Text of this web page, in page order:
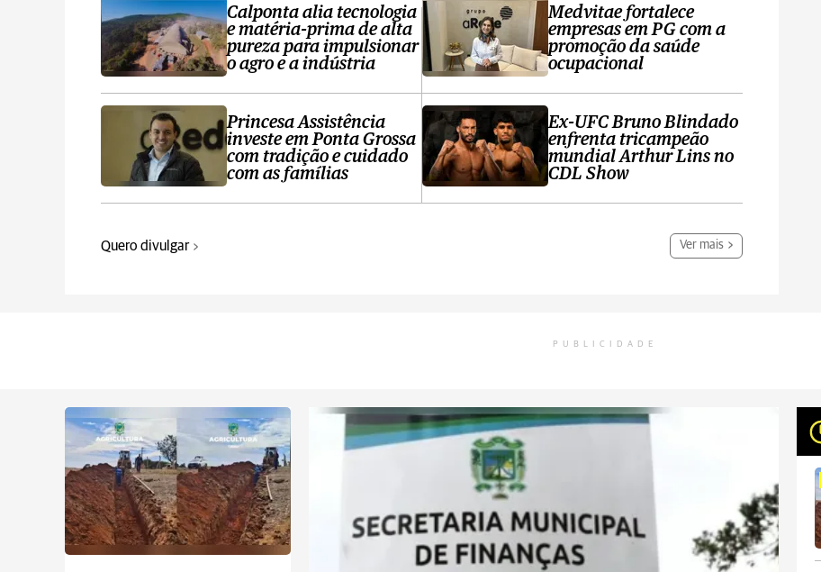
Calponta alia tecnologia
e matéria-prima de alta
pureza para impulsionar
o agro e a indústria
Princesa Assistência
investe em Ponta Grossa
com tradição e cuidado
com as famílias
Medvitae fortalece
empresas em PG com a
promoção da saúde
ocupacional
Ex-UFC Bruno Blindado
enfrenta tricampeão
mundial Arthur Lins no
CDL Show
Quero divulgar Ver mais
PUBLICIDADE